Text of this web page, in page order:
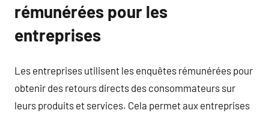
rémunérées pour les
entreprises
Les entreprises utilisent les enquêtes rémunérées pour
obtenir des retours directs des consommateurs sur
leurs produits et services. Cela permet aux entreprises